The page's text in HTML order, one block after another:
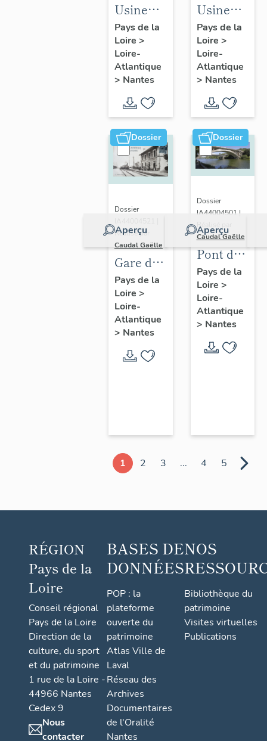
Usine
des
Batignolles,
rue du
Ranzay,
Nantes
Pays de la
Loire >
Loire-
Atlantique
> Nantes
Usine
Saunier
Duval, 17
rue
Petite-
Baratte,
Nantes
Pays de la
Loire >
Loire-
Atlantique
> Nantes
Dossier
Aperçu
Dossier
Réalisé par
Caudal Gaëlle
Gare de
Saint-
Joseph-
de-
Porterie
(détruite)
Pays de la
Loire >
Loire-
Atlantique
> Nantes
Dossier
Aperçu
Dossier
IA44004501 |
Réalisé par
Caudal Gaëlle
Pont de
la
Jonelière
Pays de la
Loire >
Loire-
Atlantique
> Nantes
1 2 3 ... 4 5
RÉGION
Pays de la
Loire
Conseil régional
Pays de la Loire
Direction de la
culture, du sport
et du patrimoine
1 rue de la Loire -
44966 Nantes
Cedex 9
Nous
contacter
BASES DE
DONNÉES
POP : la
plateforme
ouverte du
patrimoine
Atlas Ville de
Laval
Réseau des
Archives
Documentaires
de l'Oralité
Nantes
NOS
Bibliothèque du
patrimoine
Visites virtuelles
Publications